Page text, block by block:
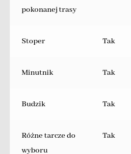
pokonanej trasy
Stoper Tak
Minutnik Tak
Budzik Tak
Różne tarcze do
wyboru
Tak